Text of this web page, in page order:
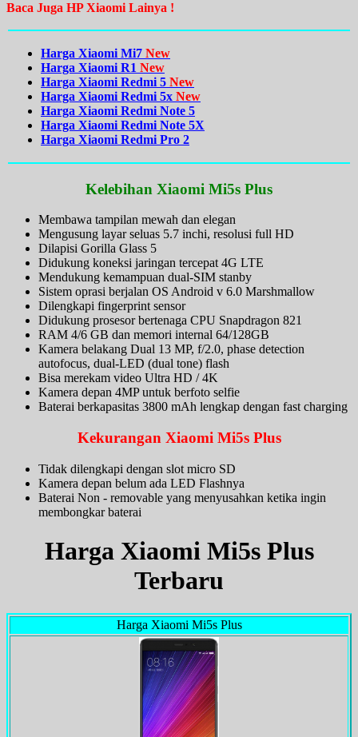
Baca Juga HP Xiaomi Lainya !
Harga Xiaomi Mi7 New
Harga Xiaomi R1 New
Harga Xiaomi Redmi 5 New
Harga Xiaomi Redmi 5x New
Harga Xiaomi Redmi Note 5
Harga Xiaomi Redmi Note 5X
Harga Xiaomi Redmi Pro 2
Kelebihan Xiaomi Mi5s Plus
Membawa tampilan mewah dan elegan
Mengusung layar seluas 5.7 inchi, resolusi full HD
Dilapisi Gorilla Glass 5
Didukung koneksi jaringan tercepat 4G LTE
Mendukung kemampuan dual-SIM stanby
Sistem oprasi berjalan OS Android v 6.0 Marshmallow
Dilengkapi fingerprint sensor
Didukung prosesor bertenaga CPU Snapdragon 821
RAM 4/6 GB dan memori internal 64/128GB
Kamera belakang Dual 13 MP, f/2.0, phase detection
autofocus, dual-LED (dual tone) flash
Bisa merekam video Ultra HD / 4K
Kamera depan 4MP untuk berfoto selfie
Baterai berkapasitas 3800 mAh lengkap dengan fast charging
Kekurangan Xiaomi Mi5s Plus
Tidak dilengkapi dengan slot micro SD
Kamera depan belum ada LED Flashnya
Baterai Non - removable yang menyusahkan ketika ingin
membongkar baterai
Harga Xiaomi Mi5s Plus
Terbaru
Harga Xiaomi Mi5s Plus